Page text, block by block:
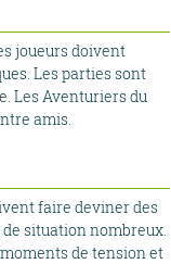
joueurs doivent
Les parties sont
Les Aventuriers du
amis.
faire deviner des
situation nombreux.
de tension et